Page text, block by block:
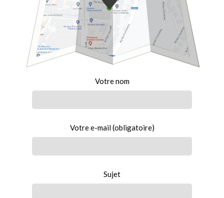
Votre nom
Votre e-mail (obligatoire)
Sujet